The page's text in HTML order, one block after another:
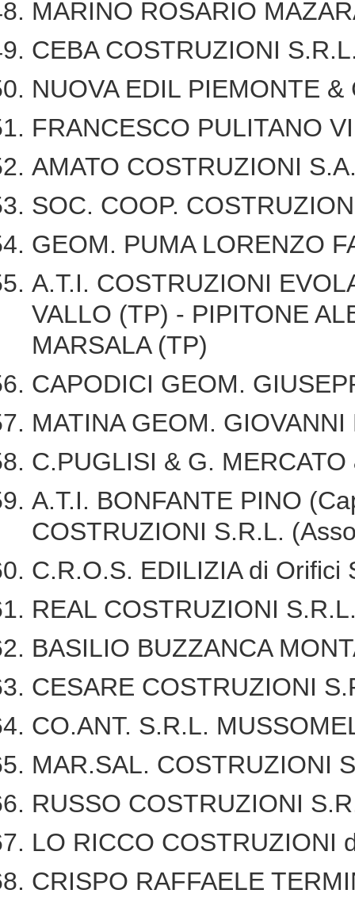
MARINO ROSARIO
CEBA COSTRUZIONI
NUOVA EDIL PIEMONTE
FRANCESCO PULITANO
AMATO COSTRUZIONI
SOC. COOP.
GEOM. PUMA LORENZO
A.T.I. COSTRUZIONI
VALLO (TP) - PIPITONE
MARSALA (TP)
CAPODICI GEOM.
MATINA GEOM.
C.PUGLISI & G.
A.T.I. BONFANTE PINO
COSTRUZIONI S.R.L.
C.R.O.S. EDILIZIA di
REAL COSTRUZIONI
BASILIO BUZZANCA
CESARE COSTRUZIONI
CO.ANT. S.R.L.
MAR.SAL. COSTRUZIONI
RUSSO COSTRUZIONI
LO RICCO COSTRUZIONI
CRISPO RAFFAELE